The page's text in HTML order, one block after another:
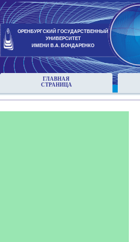
ОРЕНБУРГСКИЙ ГОСУДАРСТВЕННЫЙ
УНИВЕРСИТЕТ
ИМЕНИ В.А. БОНДАРЕНКО
ГЛАВНАЯ
СТРАНИЦА